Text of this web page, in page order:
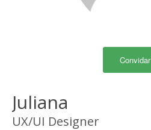
Convidar
Juliana
UX/UI Designer